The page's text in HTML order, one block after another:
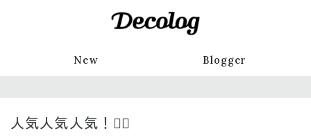
New Blogger
人気人気人気！❤️‍🔥